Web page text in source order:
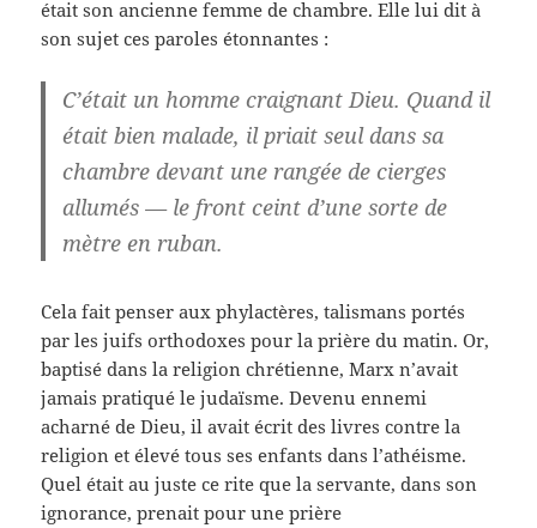
était son ancienne femme de chambre. Elle lui dit à
son sujet ces paroles étonnantes :
C’était un homme craignant Dieu. Quand il
était bien malade, il priait seul dans sa
chambre devant une rangée de cierges
allumés — le front ceint d’une sorte de
mètre en ruban.
Cela fait penser aux phylactères, talismans portés
par les juifs orthodoxes pour la prière du matin. Or,
baptisé dans la religion chrétienne, Marx n’avait
jamais pratiqué le judaïsme. Devenu ennemi
acharné de Dieu, il avait écrit des livres contre la
religion et élevé tous ses enfants dans l’athéisme.
Quel était au juste ce rite que la servante, dans son
ignorance, prenait pour une prière